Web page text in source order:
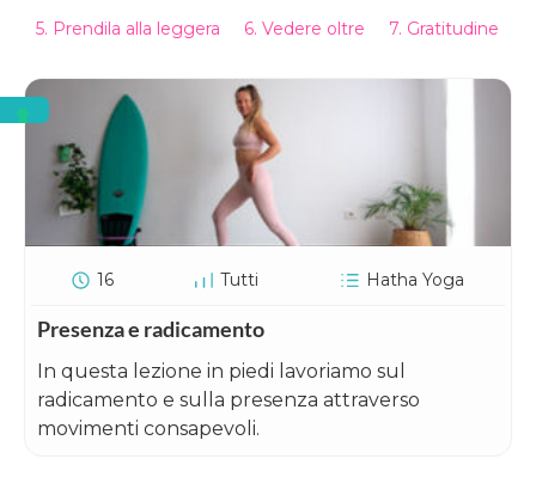
5. Prendila alla leggera 6. Vedere oltre 7. Gratitudine
16 Tutti Hatha Yoga
Presenza e radicamento
In questa lezione in piedi lavoriamo sul
radicamento e sulla presenza attraverso
movimenti consapevoli.